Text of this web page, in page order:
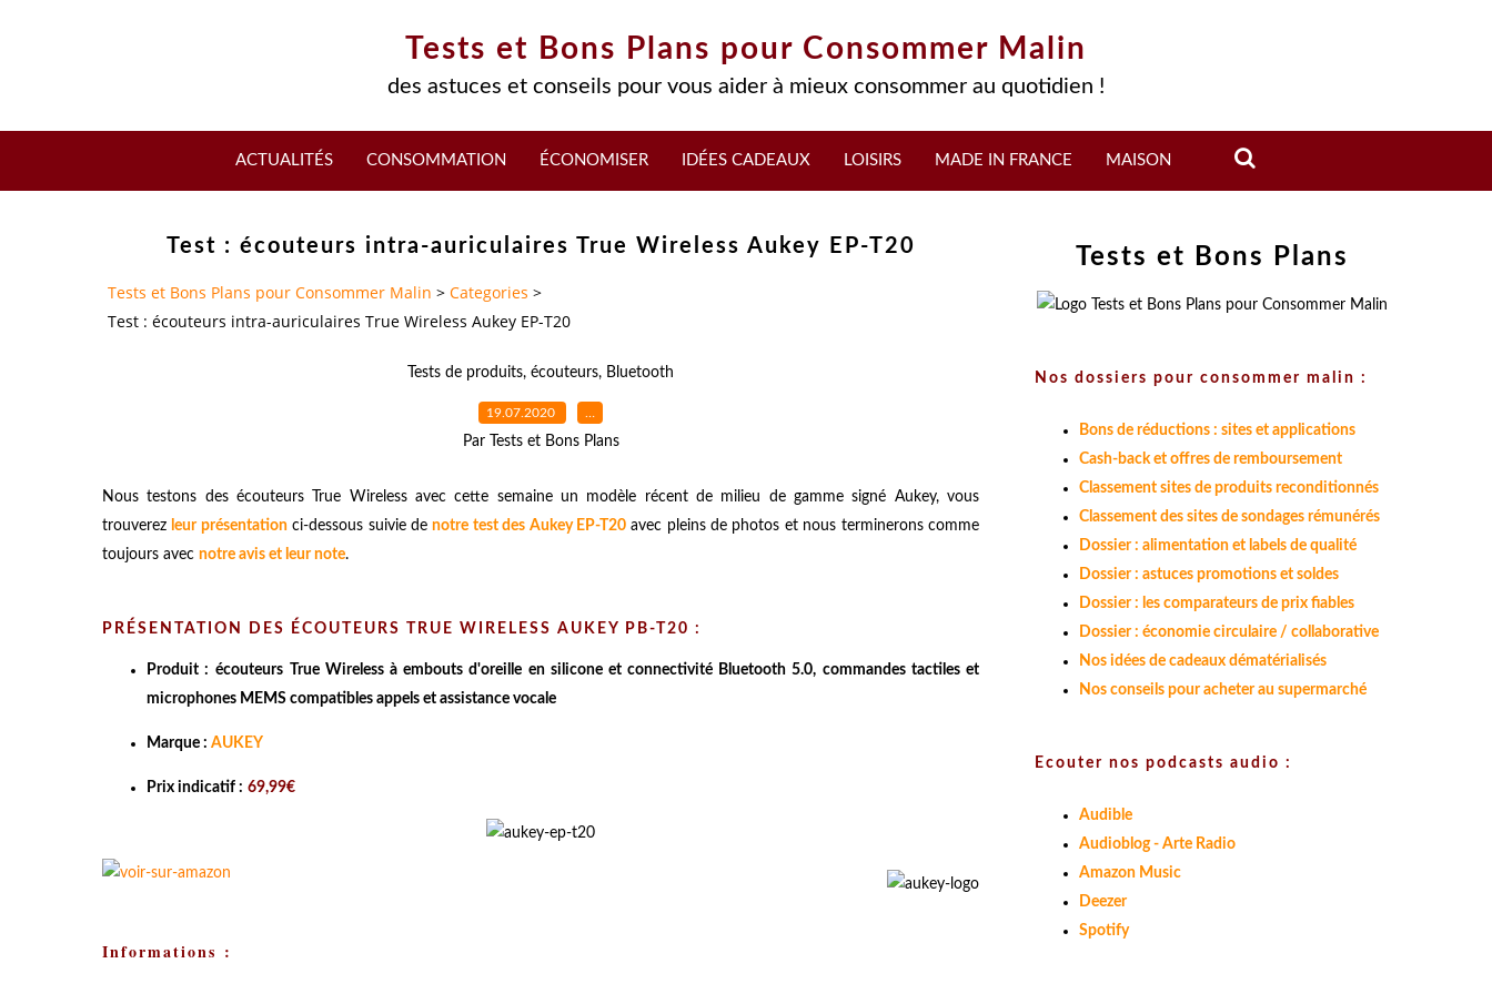
Tests et Bons Plans pour Consommer Malin
des astuces et conseils pour vous aider à mieux consommer au quotidien !
ACTUALITÉS CONSOMMATION ÉCONOMISER IDÉES CADEAUX LOISIRS MADE IN FRANCE MAISON
Test : écouteurs intra-auriculaires True Wireless Aukey EP-T20
Tests et Bons Plans pour Consommer Malin > Categories >
Test : écouteurs intra-auriculaires True Wireless Aukey EP-T20
Tests de produits, écouteurs, Bluetooth
19.07.2020 …
Par Tests et Bons Plans
Nous testons des écouteurs True Wireless avec cette semaine un modèle récent de milieu de gamme signé Aukey, vous
trouverez leur présentationci-dessous suivie denotre test des Aukey EP-T20avec pleins de photos et nous terminerons comme
toujours avec notre avis et leur note.
PRÉSENTATION DES ÉCOUTEURS TRUE WIRELESS AUKEY PB-T20 :
Produit : écouteurs True Wireless à embouts d'oreille en silicone et connectivité Bluetooth 5.0, commandes tactiles et
microphones MEMS compatibles appels et assistance vocale
Marque : AUKEY
Prix indicatif : 69,99€
Informations :
Tests et Bons Plans
Nos dossiers pour consommer malin :
Bons de réductions : sites et applications
Cash-back et offres de remboursement
Classement sites de produits reconditionnés
Classement des sites de sondages rémunérés
Dossier : alimentation et labels de qualité
Dossier : astuces promotions et soldes
Dossier : les comparateurs de prix fiables
Dossier : économie circulaire / collaborative
Nos idées de cadeaux dématérialisés
Nos conseils pour acheter au supermarché
Ecouter nos podcasts audio :
Audible
Audioblog - Arte Radio
Amazon Music
Deezer
Spotify